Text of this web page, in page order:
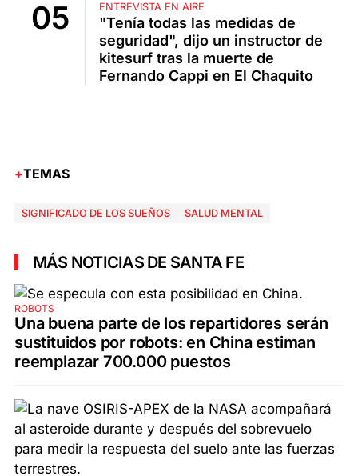
ENTREVISTA EN AIRE
"Tenía todas las medidas de
seguridad", dijo un instructor de
kitesurf tras la muerte de
Fernando Cappi en El Chaquito
TEMAS
SIGNIFICADO DE LOS SUEÑOS SALUD MENTAL
MÁS NOTICIAS DE SANTA FE
ROBOTS
Una buena parte de los repartidores serán
sustituidos por robots: en China estiman
reemplazar 700.000 puestos